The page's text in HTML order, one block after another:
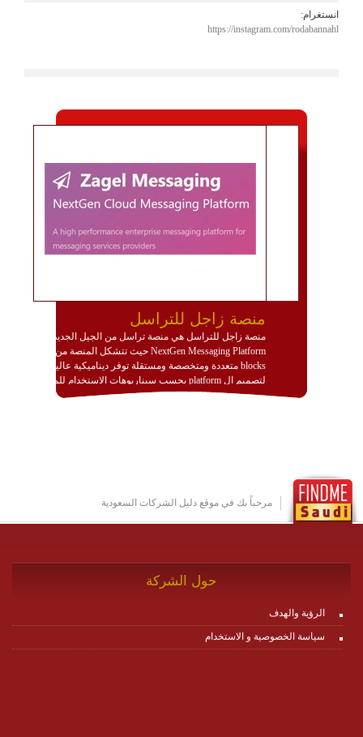
انستغرام:
https://instagram.com/rodabannahl
منصة زاجل للتراسل
منصة زاجل للتراسل هي منصة تراسل من الجيل الجديد
NextGen Messaging Platform حيث تتشكل المنصة من
blocks متعددة ومتخصصة ومستقلة توفر ديناميكية عالية
لتصميم ال platform بحسب سيناريوهات الاستخدام للمنصة
وتتوافق مع النشر والاستثمار ضمن بيئة استضافة dedicated
http://www.plutosms.com/zagel
مرحباً بك في موقع دليل الشركات السعودية
حول الشركة
الرؤية والهدف
سياسة الخصوصية و الاستخدام